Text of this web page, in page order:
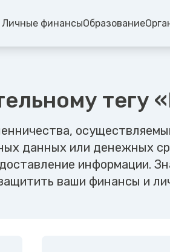
Личные финансыОбразование
тегу
данных или денежных
информации.
ваши финансы и